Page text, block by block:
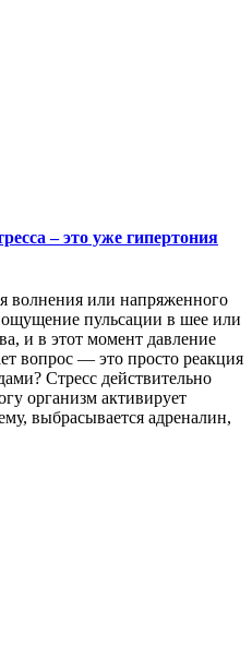
– это уже гипертония
волнения или напряженного
ощущение пульсации в шее или
и в этот момент давление
вопрос — это просто реакция
Стресс действительно
организм активирует
выбрасывается адреналин,